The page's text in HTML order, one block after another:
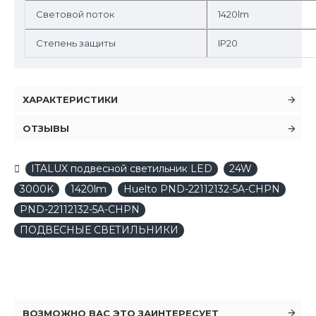
Световой поток 1420lm
Степень защиты IP20
ХАРАКТЕРИСТИКИ
ОТЗЫВЫ
ITALUX подвесной светильник LED
24W
3000K
1420lm
Huelto PND-22112132-5A-CHPN
PND-22112132-5A-CHPN
ПОДВЕСНЫЕ СВЕТИЛЬНИКИ
ВОЗМОЖНО ВАС ЭТО ЗАИНТЕРЕСУЕТ